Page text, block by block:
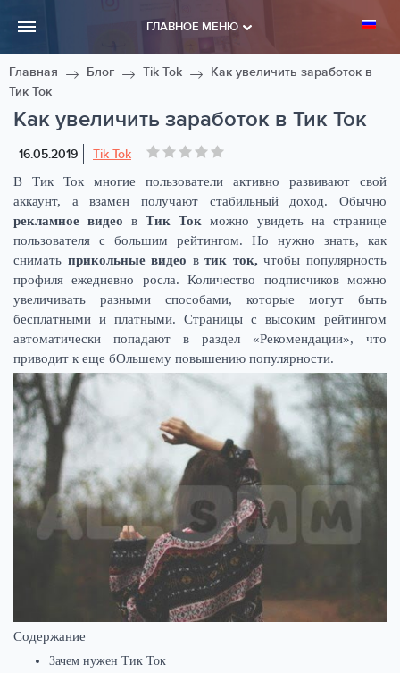
ГЛАВНОЕ МЕНЮ
Главная Блог Tik Tok
Как увеличить заработок в
Тик Ток
Как увеличить заработок в Тик Ток
16.05.2019 Tik Tok
В Тик Ток многие пользователи активно развивают свой
аккаунт, а взамен получают стабильный доход. Обычно
рекламное видео в Тик Ток можно увидеть на странице
пользователя с большим рейтингом. Но нужно знать, как
снимать прикольные видео втик ток, чтобы популярность
профиля ежедневно росла. Количество подписчиков можно
увеличивать разными способами, которые могут быть
бесплатными и платными. Страницы с высоким рейтингом
автоматически попадают в раздел «Рекомендации», что
приводит к еще бОльшему повышению популярности.
Содержание
Зачем нужен Тик Ток